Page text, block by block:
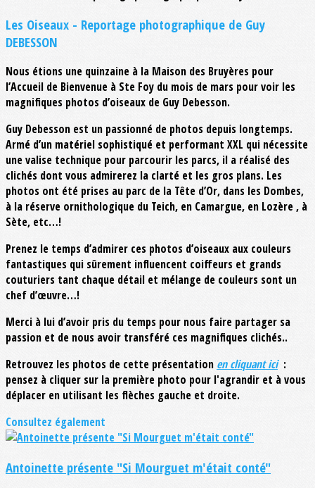
Les Oiseaux - Reportage photographique de Guy
DEBESSON
Nous étions une quinzaine à la Maison des Bruyères pour
l’Accueil de Bienvenue à Ste Foy du mois de mars pour voir les
magnifiques photos d’oiseaux de Guy Debesson.
Guy Debesson est un passionné de photos depuis longtemps.
Armé d’un matériel sophistiqué et performant XXL qui nécessite
une valise technique pour parcourir les parcs, il a réalisé des
clichés dont vous admirerez la clarté et les gros plans. Les
photos ont été prises au parc de la Tête d’Or, dans les Dombes,
à la réserve ornithologique du Teich, en Camargue, en Lozère , à
Sète, etc…!
Prenez le temps d’admirer ces photos d’oiseaux aux couleurs
fantastiques qui sûrement influencent coiffeurs et grands
couturiers tant chaque détail et mélange de couleurs sont un
chef d’œuvre…!
Merci à lui d’avoir pris du temps pour nous faire partager sa
passion et de nous avoir transféré ces magnifiques clichés..
Retrouvez les photos de cette présentation en cliquant ici:
pensez à cliquer sur la première photo pour l'agrandir et à vous
déplacer en utilisant les flèches gauche et droite.
Consultez également
Antoinette présente "Si Mourguet m'était conté"